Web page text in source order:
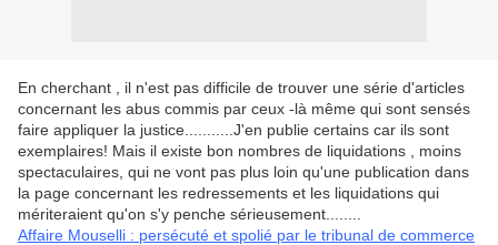
En cherchant , il n'est pas difficile de trouver une série d'articles
concernant les abus commis par ceux -là même qui sont sensés
faire appliquer la justice...........J'en publie certains car ils sont
exemplaires! Mais il existe bon nombres de liquidations , moins
spectaculaires, qui ne vont pas plus loin qu'une publication dans
la page concernant les redressements et les liquidations qui
mériteraient qu'on s'y penche sérieusement........
Affaire Mouselli : persécuté et spolié par le tribunal de commerce